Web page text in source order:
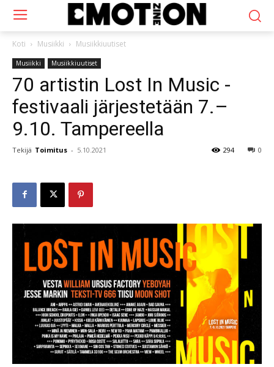
Koti Musiikki Musiikkiuutiset
Musiikki Musiikkiuutiset
70 artistin Lost In Music -
festivaali järjestetään 7.–
9.10. Tampereella
Tekijä Toimitus - 5.10.2021 0
294